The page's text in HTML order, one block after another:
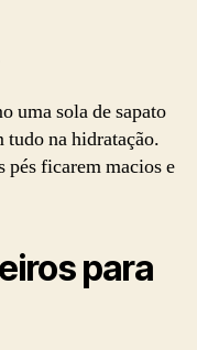
uma sola de sapato
tudo na hidratação.
pés ficarem macios e
para